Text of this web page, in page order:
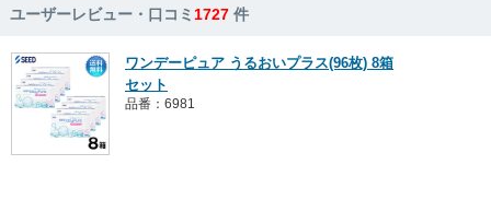
ユーザーレビュー・口コミ1727 件
ワンデーピュア うるおいプラス(96枚) 8箱
セット
品番：6981